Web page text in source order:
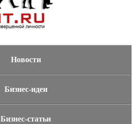
Новости
Бизнес-идеи
Бизнес-статьи